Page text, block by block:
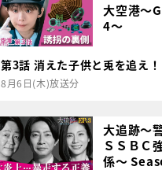
大空港～
4～
第3話 消えた子供と兎を追え！
8月6日(木)放送分
大追跡～
ＳＳＢＣ
係～